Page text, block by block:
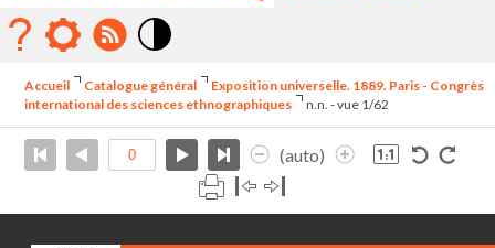
élévé
Accueil Catalogue général
Exposition universelle. 1889. Paris - Congrès
international des sciences ethnographiques
n.n. - vue 1/62
(auto)